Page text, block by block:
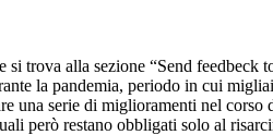
trova alla sezione “Send
la pandemia, periodo in cui
una serie di miglioramenti nel
però restano obbligati solo al